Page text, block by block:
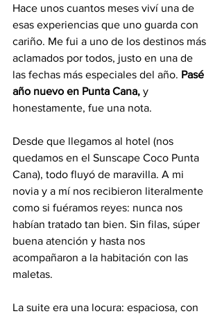
Hace unos cuantos meses viví una de
esas experiencias que uno guarda con
cariño. Me fui a uno de los destinos más
aclamados por todos, justo en una de
las fechas más especiales del año. Pasé
año nuevo en Punta Cana, y
honestamente, fue una nota.
Desde que llegamos al hotel (nos
quedamos en el Sunscape Coco Punta
Cana), todo fluyó de maravilla. A mi
novia y a mí nos recibieron literalmente
como si fuéramos reyes: nunca nos
habían tratado tan bien. Sin filas, súper
buena atención y hasta nos
acompañaron a la habitación con las
maletas.
La suite era una locura: espaciosa, con